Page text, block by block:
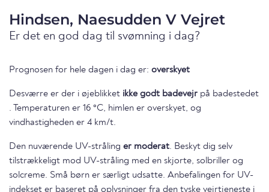
Hindsen, Naesudden V Vejret
Er det en god dag til svømning i dag?
Prognosen for hele dagen i dag er: overskyet
Desværre er der i øjeblikket ikke godt badevejr på badestedet
. Temperaturen er 16 °C, himlen er overskyet, og
vindhastigheden er 4 km/t.
Den nuværende UV-stråling er moderat. Beskyt dig selv
tilstrækkeligt mod UV-stråling med en skjorte, solbriller og
solcreme. Små børn er særligt udsatte. Anbefalingen for UV-
indekset er baseret på oplysninger fra den tyske vejrtjeneste i